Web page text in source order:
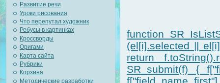
Развитие речи
Уроки рисования
Что перепутал художник
Ребусы в картинках
Кроссворды
Оригами
Карта сайта
Рубрики
Корзина
Методические разработки
function
(el[i].selected ||
return
SR_submit(f) {